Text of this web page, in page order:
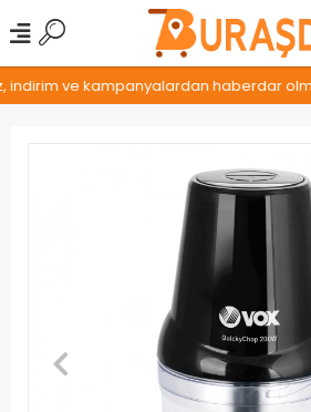
ve kampanyalardan haberdar